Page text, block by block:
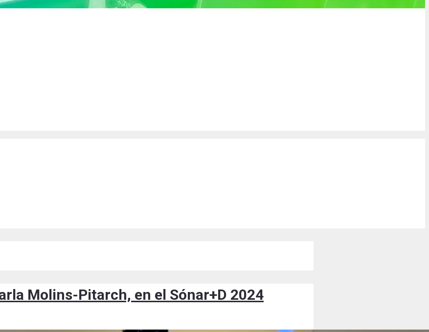
Molins-Pitarch, en el Sónar+D 2024